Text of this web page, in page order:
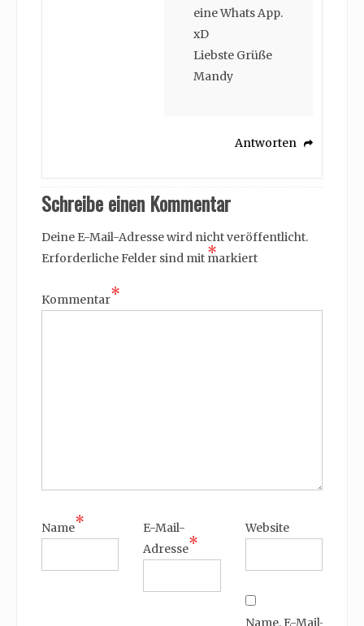
eine Whats App.
xD
Liebste Grüße
Mandy
Antworten
Schreibe einen Kommentar
Deine E-Mail-Adresse wird nicht veröffentlicht.
Erforderliche Felder sind mit *
markiert
Kommentar*
Name*
E-Mail-
Adresse*
Website
Name, E-Mail-